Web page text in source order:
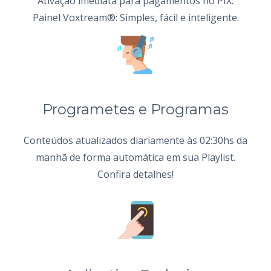
Painel Voxtream®: Simples, fácil e inteligente.
Programetes e Programas
Conteúdos atualizados diariamente às 02:30hs da
manhã de forma automática em sua Playlist.
Confira detalhes!